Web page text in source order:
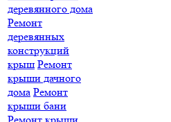
деревянного дома
Ремонт
деревянных
конструкций
крыш Ремонт
крыши дачного
дома Ремонт
крыши бани